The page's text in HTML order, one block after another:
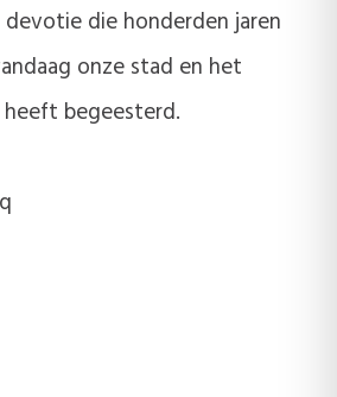
die honderden jaren
onze stad en het
begeesterd.